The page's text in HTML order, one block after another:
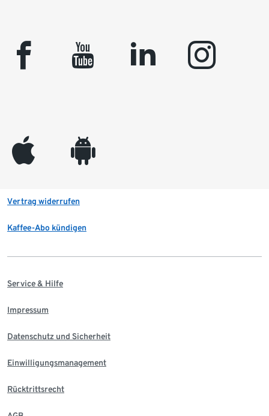
facebook youtube linkedin instagram
appleinc android
Vertrag widerrufen
Kaffee-Abo kündigen
Service & Hilfe
Impressum
Datenschutz und Sicherheit
Einwilligungsmanagement
Rücktrittsrecht